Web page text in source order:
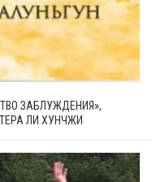
ЗАБЛУЖДЕНИЯ»,
ЛИ ХУНЧЖИ